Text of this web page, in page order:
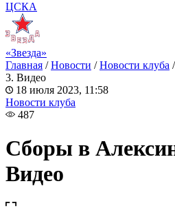
ЦСКА
«Звезда»
Главная /Новости /Новости клуба /
3. Видео
18 июля 2023, 11:58
Новости клуба
487
Сборы в
Видео